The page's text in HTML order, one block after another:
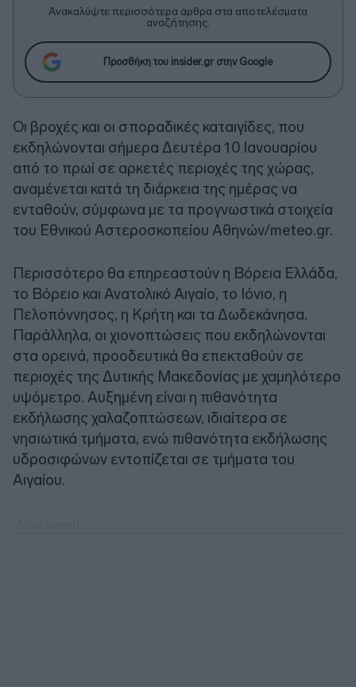
Ανακαλύψτε περισσότερα άρθρα στα αποτελέσματα
αναζήτησης.
Προσθήκη του insider.gr στην Google
Οι βροχές και οι σποραδικές καταιγίδες, που
εκδηλώνονται σήμερα Δευτέρα 10 Ιανουαρίου
από το πρωί σε αρκετές περιοχές της χώρας,
αναμένεται κατά τη διάρκεια της ημέρας να
ενταθούν, σύμφωνα με τα προγνωστικά στοιχεία
του Εθνικού Αστεροσκοπείου Αθηνών/meteo.gr.
Περισσότερο θα επηρεαστούν η Βόρεια Ελλάδα,
το Βόρειο και Ανατολικό Αιγαίο, το Ιόνιο, η
Πελοπόννησος, η Κρήτη και τα Δωδεκάνησα.
Παράλληλα, οι χιονοπτώσεις που εκδηλώνονται
στα ορεινά, προοδευτικά θα επεκταθούν σε
περιοχές της Δυτικής Μακεδονίας με χαμηλότερο
υψόμετρο. Αυξημένη είναι η πιθανότητα
εκδήλωσης χαλαζοπτώσεων, ιδιαίτερα σε
νησιωτικά τμήματα, ενώ πιθανότητα εκδήλωσης
υδροσιφώνων εντοπίζεται σε τμήματα του
Αιγαίου.